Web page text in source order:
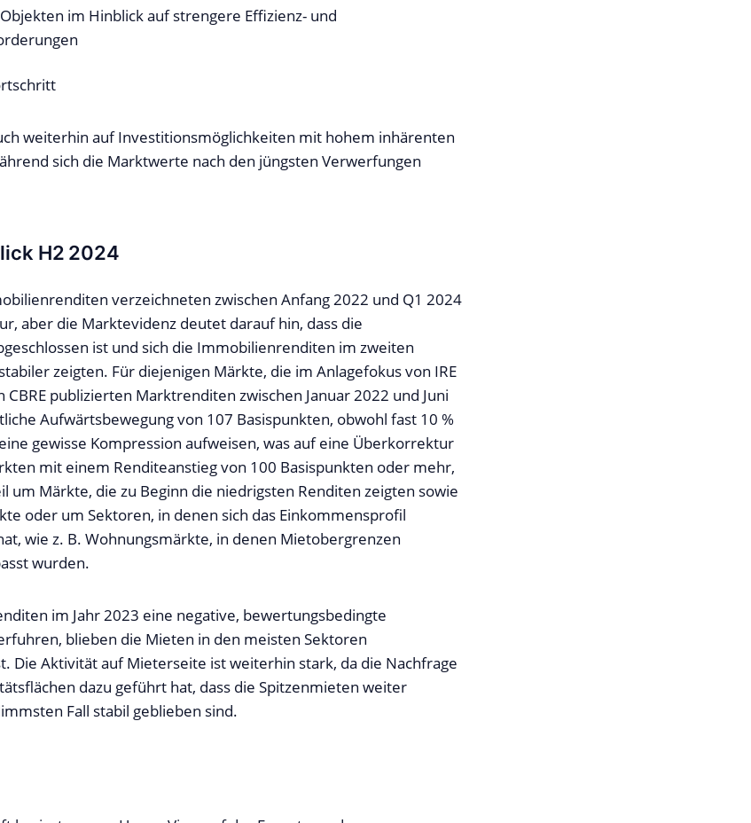
im Hinblick auf strengere Effizienz- und
weiterhin auf Investitionsmöglichkeiten mit hohem inhärenten
sich die Marktwerte nach den jüngsten Verwerfungen
H2 2024
verzeichneten zwischen Anfang 2022 und Q1 2024
aber die Marktevidenz deutet darauf hin, dass die
ist und sich die Immobilienrenditen im zweiten
zeigten. Für diejenigen Märkte, die im Anlagefokus von IRE
CBRE publizierten Marktrenditen zwischen Januar 2022 und Juni
Aufwärtsbewegung von 107 Basispunkten, obwohl fast 10 %
gewisse Kompression aufweisen, was auf eine Überkorrektur
mit einem Renditeanstieg von 100 Basispunkten oder mehr,
um Märkte, die zu Beginn die niedrigsten Renditen zeigten sowie
oder um Sektoren, in denen sich das Einkommensprofil
wie z. B. Wohnungsmärkte, in denen Mietobergrenzen
wurden.
im Jahr 2023 eine negative, bewertungsbedingte
blieben die Mieten in den meisten Sektoren
Die Aktivität auf Mieterseite ist weiterhin stark, da die Nachfrage
dazu geführt hat, dass die Spitzenmieten weiter
Fall stabil geblieben sind.